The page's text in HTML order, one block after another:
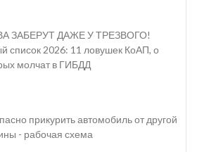
ЗАБЕРУТ ДАЖЕ У ТРЕЗВОГО!
список 2026: 11 ловушек КоАП, о
молчат в ГИБДД
прикурить автомобиль от другой
- рабочая схема